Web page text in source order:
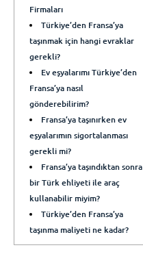
Firmaları
Türkiye’den Fransa’ya
taşınmak için hangi evraklar
gerekli?
Ev eşyalarımı Türkiye’den
Fransa’ya nasıl
gönderebilirim?
Fransa’ya taşınırken ev
eşyalarımın sigortalanması
gerekli mi?
Fransa’ya taşındıktan sonra
bir Türk ehliyeti ile araç
kullanabilir miyim?
Türkiye’den Fransa’ya
taşınma maliyeti ne kadar?